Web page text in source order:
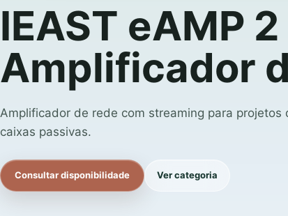
IEAST eAMP 2
Amplificador
Amplificador de rede com streaming para projetos
caixas passivas.
Consultar disponibilidade Ver categoria